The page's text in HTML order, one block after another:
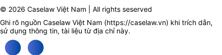
© 2026 Caselaw Việt Nam | All rights seserved
Ghi rõ nguồn Caselaw Việt Nam (https://caselaw.vn) khi trích dẫn,
sử dụng thông tin, tài liệu từ địa chỉ này.